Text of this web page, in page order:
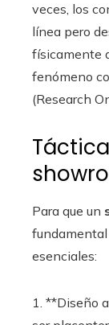
veces, los
línea pero
físicamente
fenómeno
(Research
Para que un
esenciales:
1. **Diseño